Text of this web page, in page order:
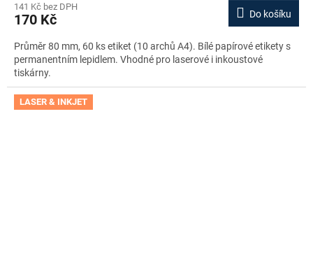
141 Kč bez DPH
170 Kč Do košíku
Průměr 80 mm, 60 ks etiket (10 archů A4). Bílé papírové etikety s
permanentním lepidlem. Vhodné pro laserové i inkoustové
tiskárny.
LASER & INKJET